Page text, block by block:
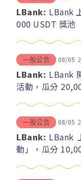
LBank: LBank
000 USDT 獎池
一般公告 08/05
LBank: LBank
活動，瓜分
一般公告 08/05
LBank: LBank
動」，瓜分